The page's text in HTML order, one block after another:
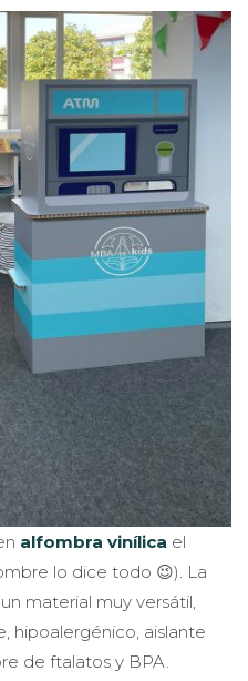
alfombra vinílica el
lo dice todo 😉). La
material muy versátil,
hipoalergénico, aislante
de ftalatos y BPA.